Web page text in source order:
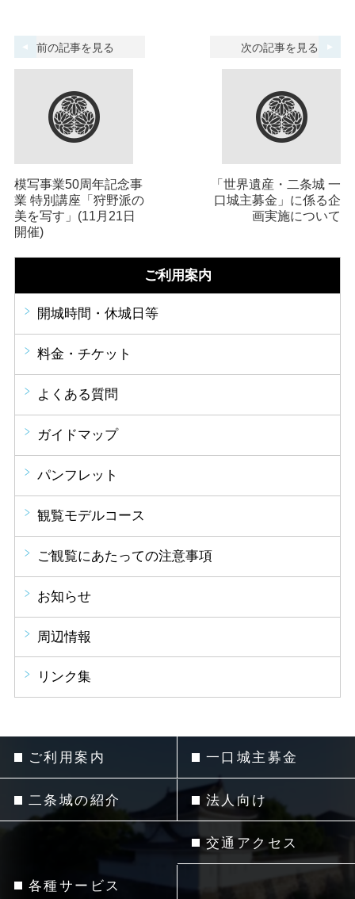
前の記事を見る
模写事業50周年記念事
業 特別講座「狩野派の
美を写す」(11月21日
開催)
次の記事を見る
「世界遺産・二条城 一
口城主募金」に係る企
画実施について
ご利用案内
開城時間・休城日等
料金・チケット
よくある質問
ガイドマップ
パンフレット
観覧モデルコース
ご観覧にあたっての注意事項
お知らせ
周辺情報
リンク集
ご利用案内
二条城の紹介
各種サービス
一口城主募金
法人向け
交通アクセス